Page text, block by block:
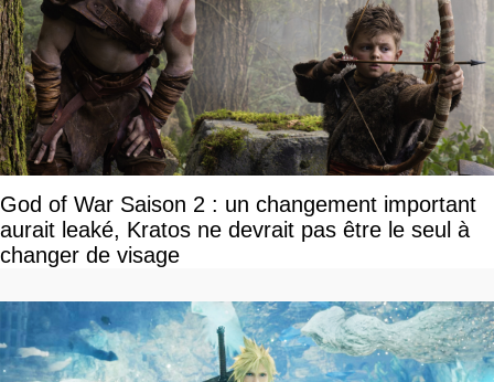
God of War Saison 2 : un changement important
aurait leaké, Kratos ne devrait pas être le seul à
changer de visage